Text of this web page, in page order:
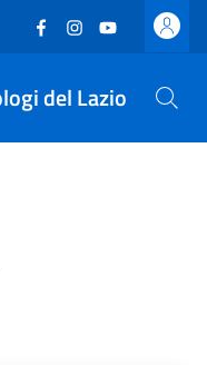
Facebook
(nuova scheda -
Instagram
(nuova scheda
YouTube
(nuova
del Lazio